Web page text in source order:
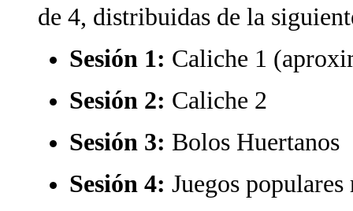
de 4, distribuidas de la
Sesión 1: Caliche 1
Sesión 2: Caliche 2
Sesión 3: Bolos Huertanos
Sesión 4: Juegos